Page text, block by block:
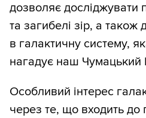
дозволяє
та загибелі зір, а також
в галактичну систему,
нагадує наш
Особливий інтерес
через те, що входить до